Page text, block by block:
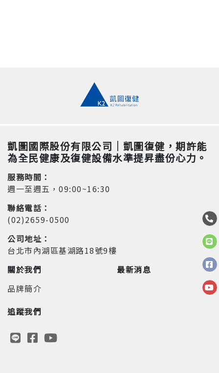
凱圖國際股份有限公司｜凱圖復健，期許能
為全民健康及復健設備水準提昇盡份心力。
服務時間：
週一至週五，09:00~16:30
聯絡電話：
(02)2659-0500
公司地址：
台北市內湖區基湖路18號9樓
關於我們
品牌簡介
最新消息
追蹤我們